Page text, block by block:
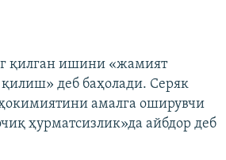
қилган ишини «жамият
деб баҳолади. Серяк
ҳокимиятини амалга оширувчи
ҳурматсизлик»да айбдор деб